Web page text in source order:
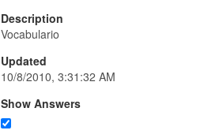
Description
Vocabulario
Updated
10/8/2010, 3:31:32 AM
Show Answers